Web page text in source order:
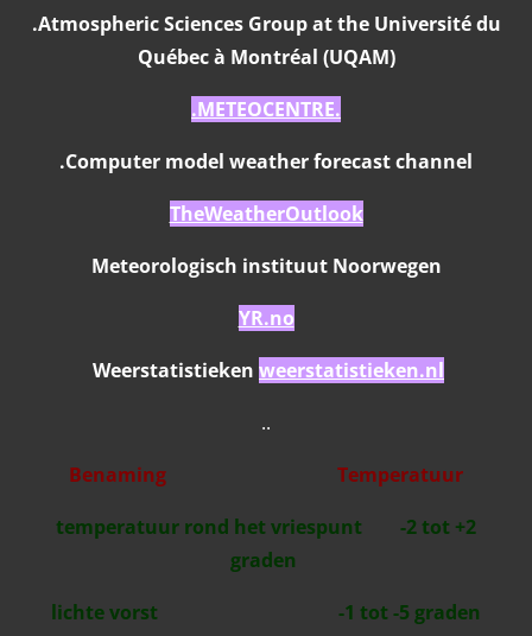
.Atmospheric Sciences Group at the Université du
Québec à Montréal (UQAM)
.METEOCENTRE.
.Computer model weather forecast channel
TheWeatherOutlook
Meteorologisch instituut Noorwegen
YR.no
Weerstatistieken weerstatistieken.nl
..
Benaming Temperatuur
temperatuur rond het vriespunt -2 tot +2
graden
lichte vorst -1 tot -5 graden